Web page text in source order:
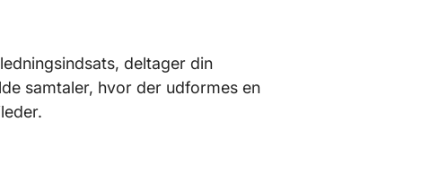
deltager din
samtaler, hvor der udformes en